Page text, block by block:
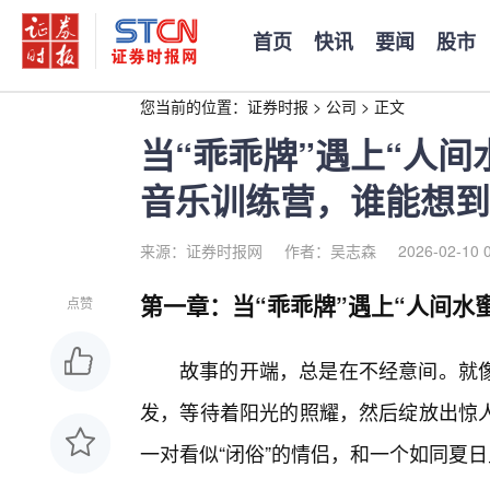
首页 快讯 要闻 股市
您当前的位置： 证券时报 > 公司 > 正文
当“乖乖牌”遇上“人
音乐训练营，谁能想
来源：证券时报网 作者：吴志森 2026-02-10
点赞 第一章：当“乖乖牌”遇上“人间水
故事的开端，总是在不经意间。就
发，等待着阳光的照耀，然后绽放出
一对看似“闭俗”的情侣，和一个如同夏